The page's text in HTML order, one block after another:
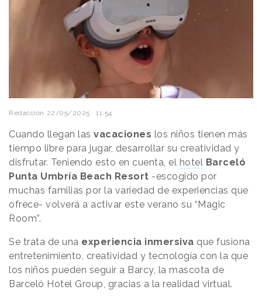
Redacción 22/05/2025 · 11:54
Cuando llegan las vacaciones los niños tienen más
tiempo libre para jugar, desarrollar su creatividad y
disfrutar. Teniendo esto en cuenta, el hotel Barceló
Punta Umbría Beach Resort -escogido por
muchas familias por la variedad de experiencias que
ofrece- volverá a activar este verano su “Magic
Room”.
Se trata de una experiencia inmersiva que fusiona
entretenimiento, creatividad y tecnología con la que
los niños pueden seguir a Barcy, la mascota de
Barceló Hotel Group, gracias a la realidad virtual.